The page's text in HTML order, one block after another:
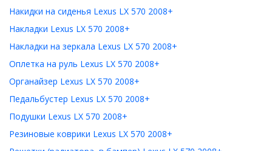
Накидки на сиденья Lexus LX 570 2008+
Накладки Lexus LX 570 2008+
Накладки на зеркала Lexus LX 570 2008+
Оплетка на руль Lexus LX 570 2008+
Органайзер Lexus LX 570 2008+
Педальбустер Lexus LX 570 2008+
Подушки Lexus LX 570 2008+
Резиновые коврики Lexus LX 570 2008+